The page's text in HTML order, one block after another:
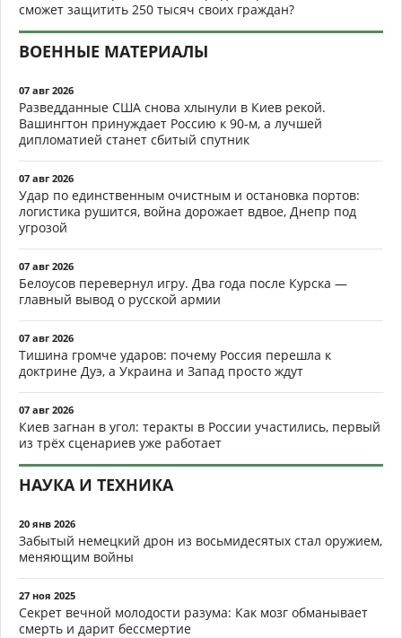
сможет защитить 250 тысяч своих граждан?
ВОЕННЫЕ МАТЕРИАЛЫ
07 авг 2026
Разведданные США снова хлынули в Киев рекой.
Вашингтон принуждает Россию к 90-м, а лучшей
дипломатией станет сбитый спутник
07 авг 2026
Удар по единственным очистным и остановка портов:
логистика рушится, война дорожает вдвое, Днепр под
угрозой
07 авг 2026
Белоусов перевернул игру. Два года после Курска —
главный вывод о русской армии
07 авг 2026
Тишина громче ударов: почему Россия перешла к
доктрине Дуэ, а Украина и Запад просто ждут
07 авг 2026
Киев загнан в угол: теракты в России участились, первый
из трёх сценариев уже работает
НАУКА И ТЕХНИКА
20 янв 2026
Забытый немецкий дрон из восьмидесятых стал оружием,
меняющим войны
27 ноя 2025
Секрет вечной молодости разума: Как мозг обманывает
смерть и дарит бессмертие